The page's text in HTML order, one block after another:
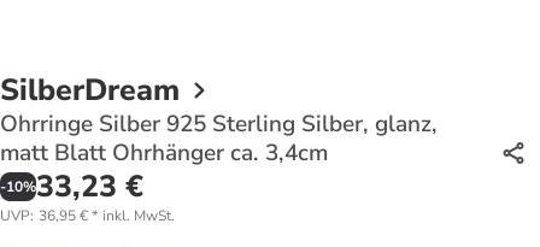
SilberDream
Ohrringe Silber 925 Sterling Silber, glanz,
matt Blatt Ohrhänger ca. 3,4cm
-10%33,23 €
UVP: 36,95 €* inkl. MwSt.